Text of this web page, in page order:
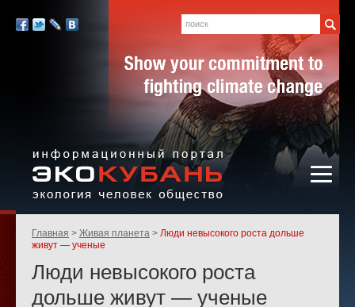
«ЭКО-КУБАНЬ»
человек,
общество
Родительские
страницы:
Главная Живая планета
Люди невысокого роста дольше
живут — ученые
Люди невысокого роста
дольше живут — ученые
Мы
Поиск